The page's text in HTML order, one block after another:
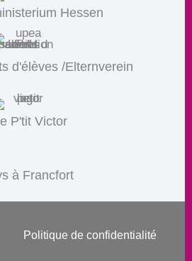
Hessen
d'élèves /Elternverein
P'tit Victor
à Francfort
Politique de confidentialité